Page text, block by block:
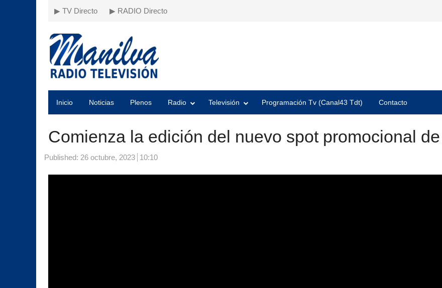
▶ TV Directo ▶ RADIO Directo
Inicio Noticias Plenos Radio Televisión Programación Tv (Canal43 Tdt) Contacto
Comienza la edición del nuevo spot promocional
Published: 26 octubre, 2023 10:10